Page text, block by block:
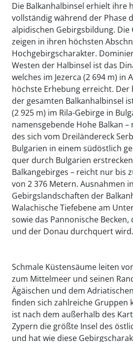
Die Balkanhalbinsel erhielt ihre
vollständig während der Phase
alpidischen Gebirgsbildung. Die
zeigen in ihren höchsten
Hochgebirgscharakter.
Westen der Halbinsel ist das
welches im Jezerca (2 694 m) in
höchste Erhebung erreicht. Der
der gesamten Balkanhalbinsel
(2 925 m) im Rila-Gebirge in
namensgebende Hohe Balkan
des sich vom Dreiländereck
Bulgarien in einem südöstlich
quer durch Bulgarien
Balkangebirges – reicht nur bis
von 2 376 Metern. Ausnahmen
Gebirgslandschaften der
Walachische Tiefebene am
sowie das Pannonische
und der Donau durchquert wird.
Schmale Küstensäume leiten
zum Mittelmeer und seinen
Ägäischen und dem
finden sich zahlreiche Gruppen
ist nach dem außerhalb des
Zypern die größte Insel des
und hat wie diese